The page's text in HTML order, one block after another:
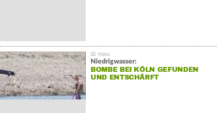
Niedrigwasser:
BOMBE BEI KÖLN GEFUNDEN
UND ENTSCHÄRFT